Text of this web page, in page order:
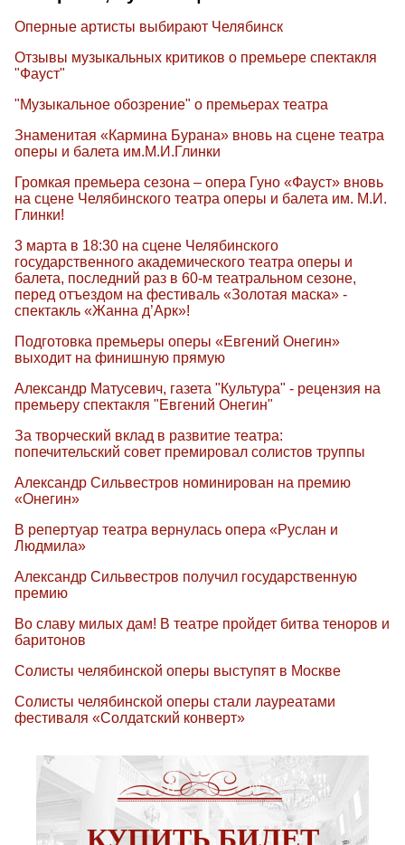
Оперные артисты выбирают Челябинск
Отзывы музыкальных критиков о премьере спектакля
"Фауст"
"Музыкальное обозрение" о премьерах театра
Знаменитая «Кармина Бурана» вновь на сцене театра
оперы и балета им.М.И.Глинки
Громкая премьера сезона – опера Гуно «Фауст» вновь
на сцене Челябинского театра оперы и балета им. М.И.
Глинки!
3 марта в 18:30 на сцене Челябинского
государственного академического театра оперы и
балета, последний раз в 60-м театральном сезоне,
перед отъездом на фестиваль «Золотая маска» -
спектакль «Жанна д’Арк»!
Подготовка премьеры оперы «Евгений Онегин»
выходит на финишную прямую
Александр Матусевич, газета "Культура" - рецензия на
премьеру спектакля "Евгений Онегин"
За творческий вклад в развитие театра:
попечительский совет премировал солистов труппы
Александр Сильвестров номинирован на премию
«Онегин»
В репертуар театра вернулась опера «Руслан и
Людмила»
Александр Сильвестров получил государственную
премию
Во славу милых дам! В театре пройдет битва теноров и
баритонов
Солисты челябинской оперы выступят в Москве
Солисты челябинской оперы стали лауреатами
фестиваля «Солдатский конверт»